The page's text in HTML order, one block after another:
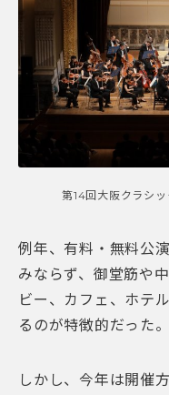
第14回大阪クラシ
例年、有料・無料公
みならず、御堂筋や
ビー、カフェ、ホテ
るのが特徴的だった。
しかし、今年は開催